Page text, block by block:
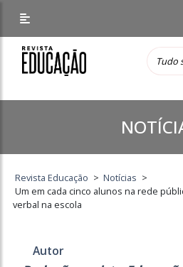
Revista Educação > Notícias >
Um em cada cinco alunos na rede
verbal na escola
Autor